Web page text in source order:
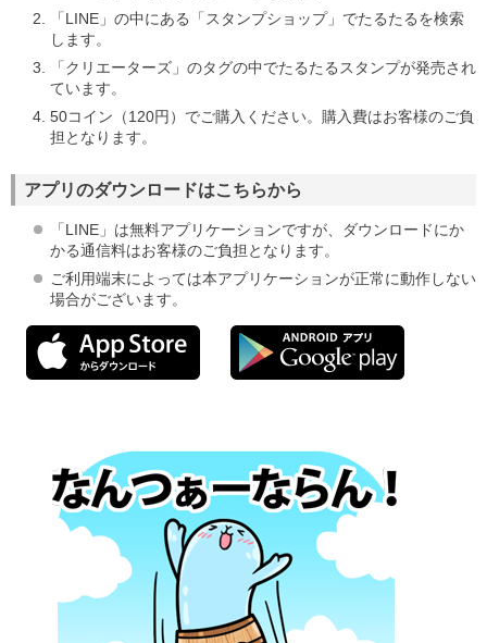
「LINE」の中にある「スタンプショップ」でたるたるを検索
します。
「クリエーターズ」のタグの中でたるたるスタンプが発売され
ています。
50コイン（120円）でご購入ください。購入費はお客様のご負
担となります。
アプリのダウンロードはこちらから
「LINE」は無料アプリケーションですが、ダウンロードにか
かる通信料はお客様のご負担となります。
ご利用端末によっては本アプリケーションが正常に動作しない
場合がございます。